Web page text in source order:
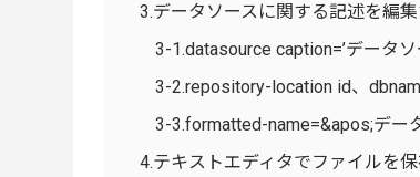
3.データソースに関する記述を編
3-1.datasource caption=’データ
3-2.repository-location id、
3-3.formatted-name=&apos;デー
4.テキストエディタでファイルを